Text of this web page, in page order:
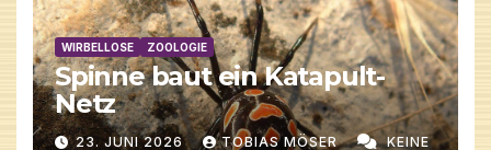
WIRBELLOSE ZOOLOGIE
Spinne baut ein Katapult-
Netz
23. JUNI 2026 TOBIAS MÖSER KEINE